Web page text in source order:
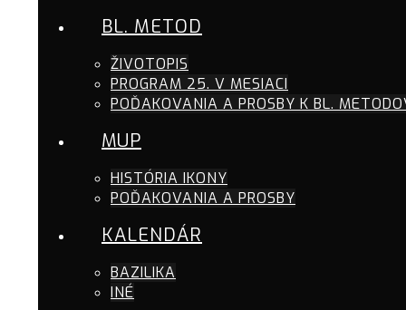
BL. METOD
ŽIVOTOPIS
PROGRAM 25. V MESIACI
POĎAKOVANIA A PROSBY K BL.
MUP
HISTÓRIA IKONY
POĎAKOVANIA A PROSBY
KALENDÁR
BAZILIKA
INÉ